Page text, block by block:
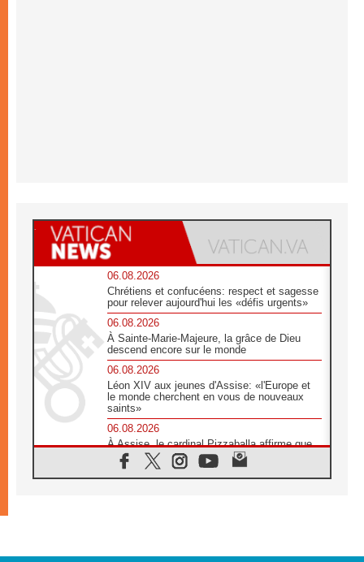
06.08.2026
Chrétiens et confucéens: respect et sagesse
pour relever aujourd'hui les «défis urgents»
06.08.2026
À Sainte-Marie-Majeure, la grâce de Dieu
descend encore sur le monde
06.08.2026
Léon XIV aux jeunes d'Assise: «l'Europe et
le monde cherchent en vous de nouveaux
saints»
06.08.2026
À Assise, le cardinal Pizzaballa affirme que
«les chrétiens veulent la paix»
06.08.2026